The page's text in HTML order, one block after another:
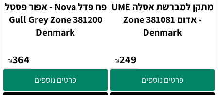
מתקן למברשת אסלה UME
- אדום 381081 Zone
Denmark
₪249
פרטים נוספים
פח פדל Nova - אפור פסטל
381200 Gull Grey Zone
Denmark
₪364
פרטים נוספים